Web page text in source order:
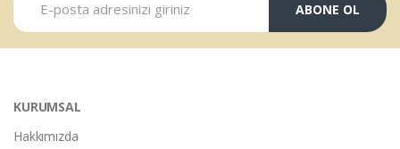
ABONE OL
KURUMSAL
Hakkımızda